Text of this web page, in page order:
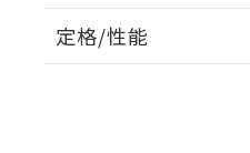
定格/性能